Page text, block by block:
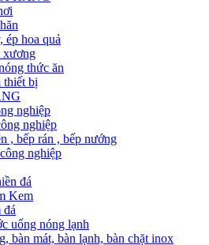
ép hoa quả
xương
thức ăn
thiết bị
nghiệp
nghiệp
, bếp rán , bếp nướng
nghiệp
đá
Kem
đá
uống nóng lạnh
bàn mát, bàn lạnh, bàn chặt inox